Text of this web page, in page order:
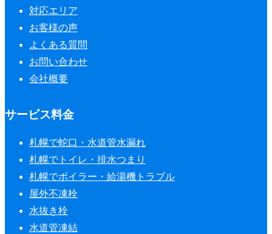
対応エリア
お客様の声
よくある質問
お問い合わせ
会社概要
サービス料金
札幌で蛇口・水道管水漏れ
札幌でトイレ・排水つまり
札幌でボイラー・給湯機トラブル
屋外不凍栓
水抜き栓
水道管凍結